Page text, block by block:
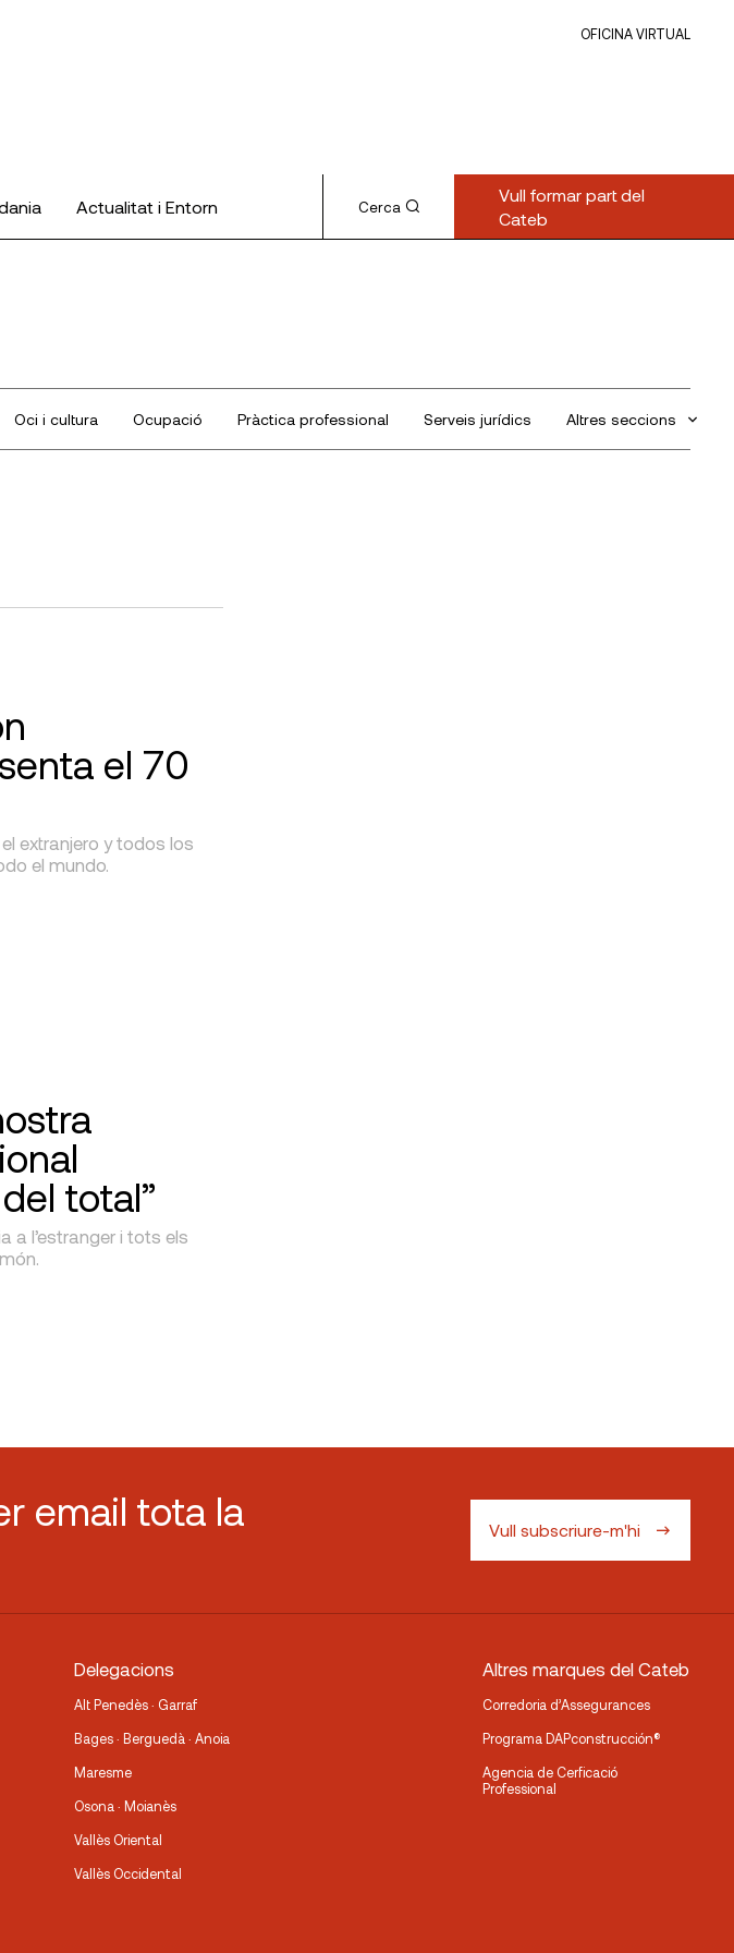
OFICINA VIRTUAL
Actualitat i Entorn Cerca
Vull formar part del
Cateb
Oci i cultura Ocupació Pràctica professional Serveis jurídics Altres seccions
el 70
extranjero y todos los
el mundo.
total”
a l’estranger i tots els
email tota la
Vull subscriure-m'hi
Delegacions
Alt Penedès · Garraf
Bages · Berguedà · Anoia
Maresme
Osona · Moianès
Vallès Oriental
Vallès Occidental
Altres marques del Cateb
Corredoria d’Assegurances
Programa DAPconstrucción®
Agencia de Cerficació
Professional